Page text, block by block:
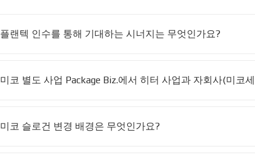
플랜텍 인수를 통해 기대하는 시너지는 무엇인가요?
미코 별도 사업 Package Biz.에서 히터 사업과 자회사(미코
미코 슬로건 변경 배경은 무엇인가요?